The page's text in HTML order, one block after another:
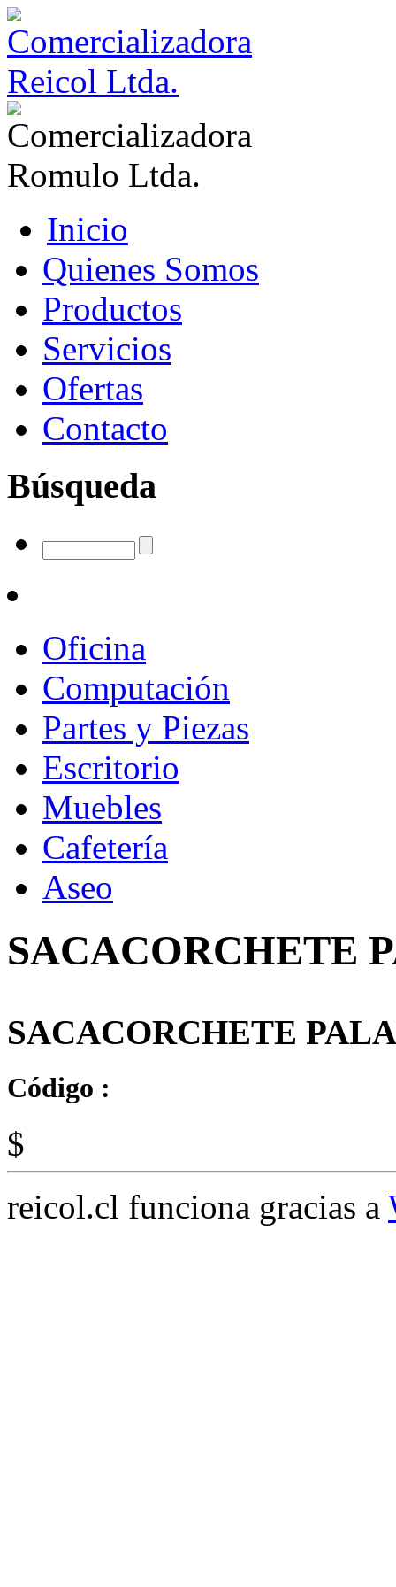
Inicio
Quienes Somos
Productos
Servicios
Ofertas
Contacto
Búsqueda
Oficina
Computación
Partes y Piezas
Escritorio
Muebles
Cafetería
Aseo
SACACORCHETE
SACACORCHETE
Código :
$
reicol.cl funciona gracias a